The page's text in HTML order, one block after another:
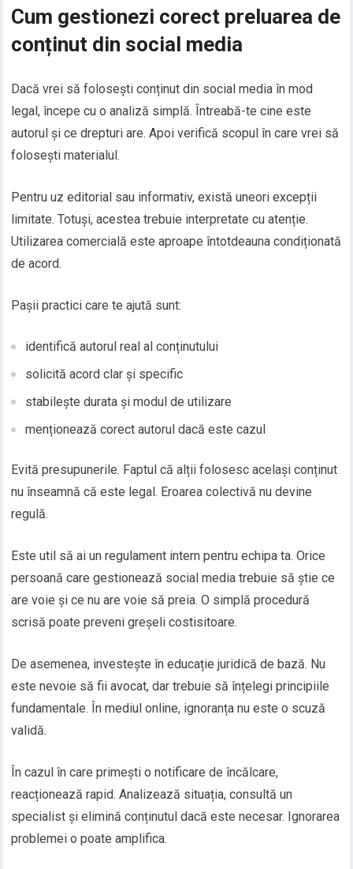
Cum gestionezi corect preluarea de
conținut din social media
Dacă vrei să folosești conținut din social media în mod
legal, începe cu o analiză simplă. Întreabă-te cine este
autorul și ce drepturi are. Apoi verifică scopul în care vrei să
folosești materialul.
Pentru uz editorial sau informativ, există uneori excepții
limitate. Totuși, acestea trebuie interpretate cu atenție.
Utilizarea comercială este aproape întotdeauna condiționată
de acord.
Pașii practici care te ajută sunt:
identifică autorul real al conținutului
solicită acord clar și specific
stabilește durata și modul de utilizare
menționează corect autorul dacă este cazul
Evită presupunerile. Faptul că alții folosesc același conținut
nu înseamnă că este legal. Eroarea colectivă nu devine
regulă.
Este util să ai un regulament intern pentru echipa ta. Orice
persoană care gestionează social media trebuie să știe ce
are voie și ce nu are voie să preia. O simplă procedură
scrisă poate preveni greșeli costisitoare.
De asemenea, investește în educație juridică de bază. Nu
este nevoie să fii avocat, dar trebuie să înțelegi principiile
fundamentale. În mediul online, ignoranța nu este o scuză
validă.
În cazul în care primești o notificare de încălcare,
reacționează rapid. Analizează situația, consultă un
specialist și elimină conținutul dacă este necesar. Ignorarea
problemei o poate amplifica.